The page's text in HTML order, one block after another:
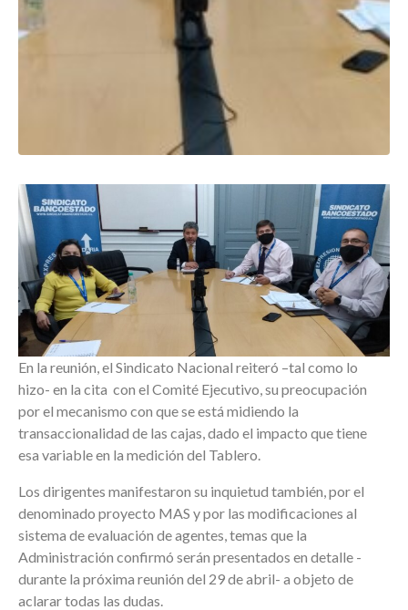
En la reunión, el Sindicato Nacional reiteró –tal como lo
hizo- en la cita con el Comité Ejecutivo, su preocupación
por el mecanismo con que se está midiendo la
transaccionalidad de las cajas, dado el impacto que tiene
esa variable en la medición del Tablero.
Los dirigentes manifestaron su inquietud también, por el
denominado proyecto MAS y por las modificaciones al
sistema de evaluación de agentes, temas que la
Administración confirmó serán presentados en detalle -
durante la próxima reunión del 29 de abril- a objeto de
aclarar todas las dudas.